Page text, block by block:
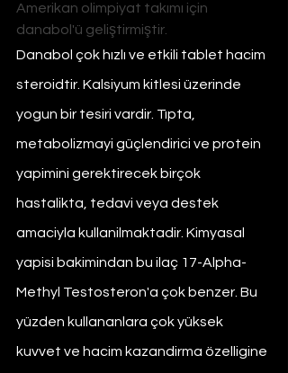
Amerikan olimpiyat takımı için
danabol'ü geliştirmiştir.
Danabol çok hızlı ve etkili tablet hacim
steroidtir. Kalsiyum kitlesi üzerinde
yogun bir tesiri vardir. Tıpta,
metabolizmayi güçlendirici ve protein
yapimini gerektirecek birçok
hastalikta, tedavi veya destek
amaciyla kullanilmaktadir. Kimyasal
yapisi bakimindan bu ilaç 17-Alpha-
Methyl Testosteron'a çok benzer. Bu
yüzden kullananlara çok yüksek
kuvvet ve hacim kazandirma özelligine